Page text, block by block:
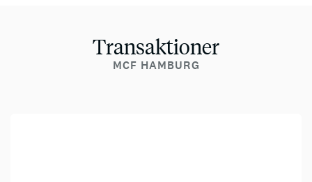
Transaktioner
MCF HAMBURG